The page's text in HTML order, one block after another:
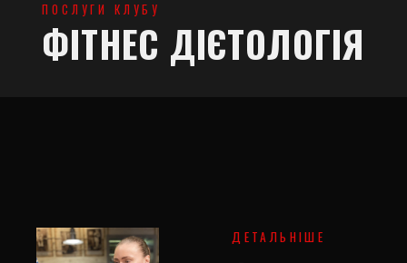
ПОСЛУГИ КЛУБУ
ФІТНЕС ДІЄТОЛОГІЯ
ДЕТАЛЬНІШЕ